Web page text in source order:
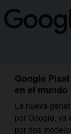
Google
en el
La nueva
por Google, ya
por dos